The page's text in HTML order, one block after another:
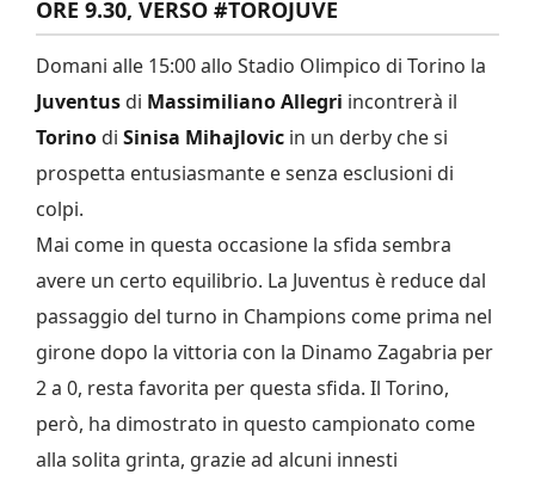
ORE 9.30, VERSO #TOROJUVE
Domani alle 15:00 allo Stadio Olimpico di Torino la
Juventus di MassimilianoAllegri incontrerà il
Torino di Sinisa Mihajlovic in un derby che si
prospetta entusiasmante e senza esclusioni di
colpi.
Mai come in questa occasione la sfida sembra
avere un certo equilibrio. La Juventus è reduce dal
passaggio del turno in Champions come prima nel
girone dopo la vittoria con la Dinamo Zagabria per
2 a 0, resta favorita per questa sfida. Il Torino,
però, ha dimostrato in questo campionato come
alla solita grinta, grazie ad alcuni innesti